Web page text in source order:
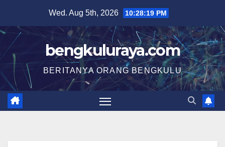
content
Wed. Aug 5th, 2026 10:28:20 PM
bengkuluraya.com
BERITANYA ORANG BENGKULU